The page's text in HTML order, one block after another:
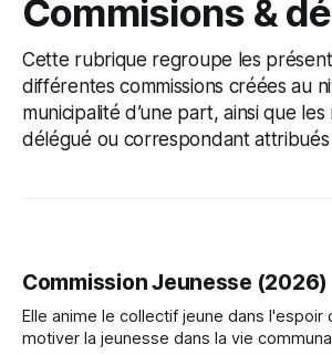
Commisions &
Cette rubrique regroupe les
différentes commissions créées au
municipalité d’une part, ainsi que
délégué ou correspondant attribués
Commission Jeunesse (2026)
Elle anime le collectif jeune dans l'espoir
motiver la jeunesse dans la vie communale.